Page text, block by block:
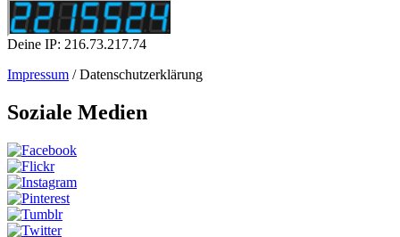
Deine IP: 216.73.217.74
Impressum / Datenschutzerklärung
Soziale Medien